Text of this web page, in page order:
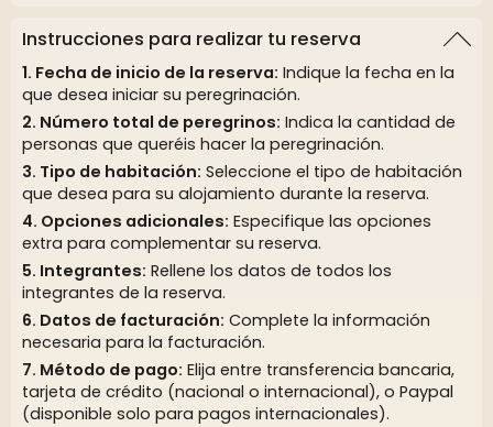
Instrucciones para realizar tu reserva
Fecha de inicio de la reserva: Indique la fecha en la
que desea iniciar su peregrinación.
Número total de peregrinos: Indica la cantidad de
personas que queréis hacer la peregrinación.
Tipo de habitación: Seleccione el tipo de habitación
que desea para su alojamiento durante la reserva.
Opciones adicionales: Especifique las opciones
extra para complementar su reserva.
Integrantes: Rellene los datos de todos los
integrantes de la reserva.
Datos de facturación: Complete la información
necesaria para la facturación.
Método de pago: Elija entre transferencia bancaria,
tarjeta de crédito (nacional o internacional), o Paypal
(disponible solo para pagos internacionales).